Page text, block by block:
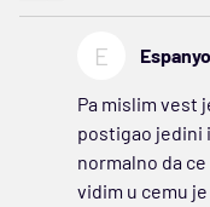
E
Pa mislim vest
postigao jedini
normalno da
vidim u cemu